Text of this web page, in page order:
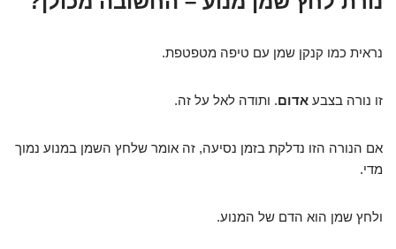
נראית כמו קנקן שמן עם טיפה מטפטפת.
זו נורה בצבע אדום. ותודה לאל על זה.
אם הנורה הזו נדלקת בזמן נסיעה, זה אומר שלחץ השמן במנוע נמוך
מדי.
ולחץ שמן הוא הדם של המנוע.